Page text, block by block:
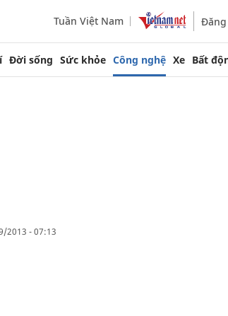
Tuần Việt Nam
Đời sống Sức khỏe Công nghệ Xe Bất
2013 - 07:13